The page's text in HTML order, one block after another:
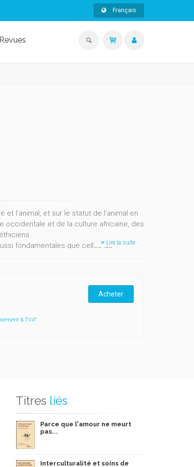
Français
Revues
et l'animal, et sur le statut de l'animal en
occidentale et de la culture africaine, des
fondamentales que celles duLire la suite
Acheter
& TVA".
Titres liés
Parce que l'amour ne meurt
pas...
Interculturalité et soins de